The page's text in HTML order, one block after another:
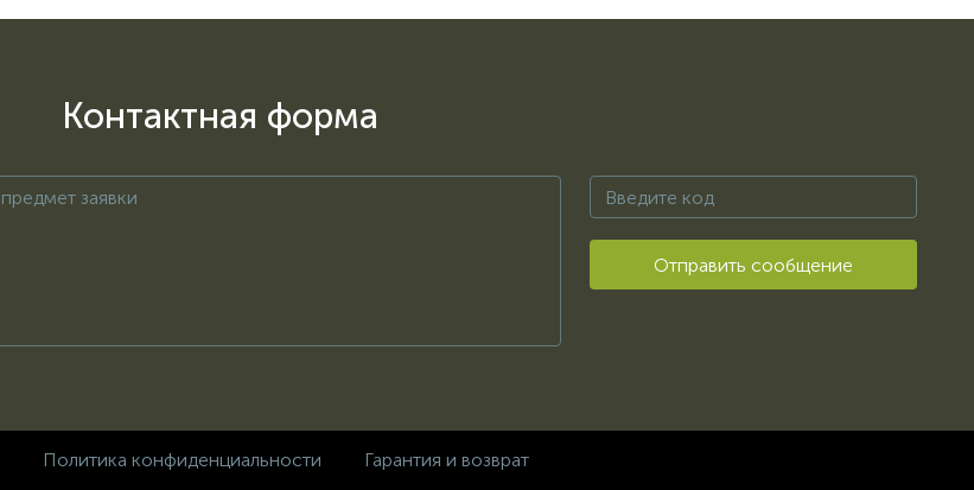
Контактная форма
Отправить сообщение
Политика конфиденциальности Гарантия и возврат